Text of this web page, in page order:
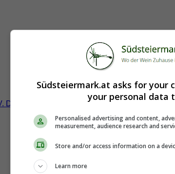
Direkt am Marktplatz gelegen. Neben
Südsteiermark.at asks for your
your personal data
Personalised advertising and content,
measurement, audience research and
Store and/or access information on a
Learn more